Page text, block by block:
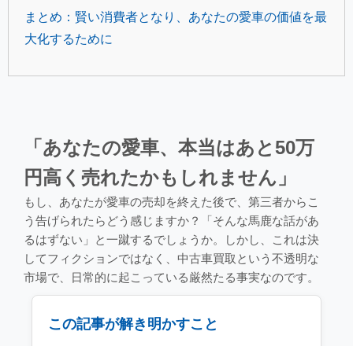
まとめ：賢い消費者となり、あなたの愛車の価値を最
大化するために
なぜ中古車買取業界は信用されないのか？大手不正問題か
この記事は、中古車買取業界が抱える問題の根源を解剖し
1. 年間1,500件以上発生する「売却後トラブル」の残酷なリア
国民生活センターへの相談件数が増加しており、特に契
2. 業界の巨人はなぜ腐敗したのか？不正の全手口とその深層
業界大手で発覚した組織的な不正事件を詳述。保険金不正
3. 不正の温床であり続ける、中古車買取業界「3つの構造的欠
業界全体に存在する3つの構造的欠陥（ブラックボックス
4. プロはここを見る！悪質業者を100%見抜く「完全防衛質
5. テクノロジーは救世主か？一括査定サイトとAI査定の光と
「あなたの愛車、本当はあと50万
円高く売れたかもしれません」
もし、あなたが愛車の売却を終えた後で、第三者からこ
う告げられたらどう感じますか？「そんな馬鹿な話があ
るはずない」と一蹴するでしょうか。しかし、これは決
してフィクションではなく、中古車買取という不透明な
市場で、日常的に起こっている厳然たる事実なのです。
この記事が解き明かすこと